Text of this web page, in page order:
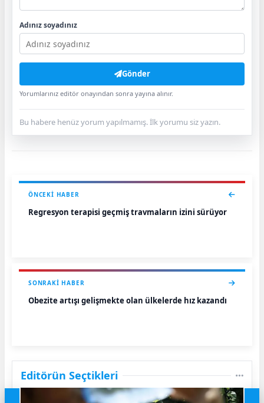
Adınız soyadınız
Gönder
Yorumlarınız editör onayından sonra yayına alınır.
Bu habere henüz yorum yapılmamış. İlk yorumu siz yazın.
ÖNCEKI HABER
Regresyon terapisi geçmiş travmaların izini sürüyor
SONRAKI HABER
Obezite artışı gelişmekte olan ülkelerde hız kazandı
Editörün Seçtikleri